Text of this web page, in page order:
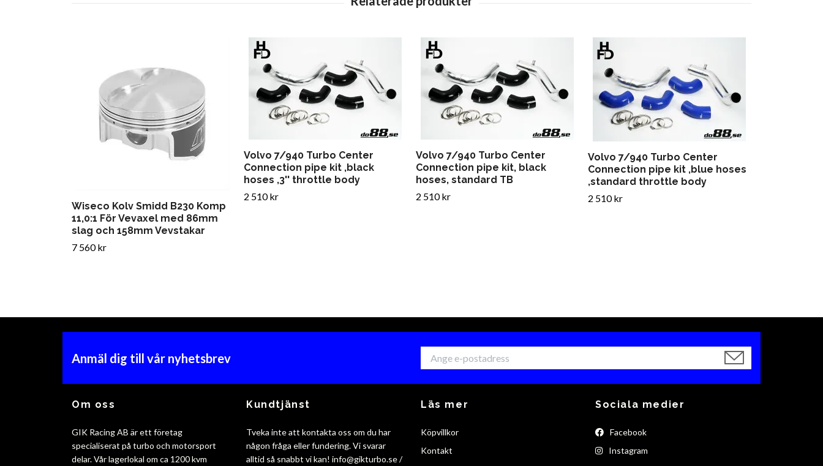
Wiseco Kolv Smidd B230 Komp
11,0:1 För Vevaxel med 86mm
slag och 158mm Vevstakar
7 560 kr
Volvo 7/940 Turbo Center
Connection pipe kit ,black
hoses ,3'' throttle body
2 510 kr
Volvo 7/940 Turbo Center
Connection pipe kit, black
hoses, standard TB
2 510 kr
Volvo 7/940 Turbo Center
Connection pipe kit ,blue hoses
,standard throttle body
2 510 kr
Anmäl dig till vår nyhetsbrev
Om oss
GIK Racing AB är ett företag
specialiserat på turbo och motorsport
delar. Vår lagerlokal om ca 1200 kvm
Kundtjänst
Tveka inte att kontakta oss om du har
någon fråga eller fundering. Vi svarar
alltid så snabbt vi kan! info@gikturbo.se/
Läs mer
Köpvillkor
Kontakt
Sociala medier
Facebook
Instagram